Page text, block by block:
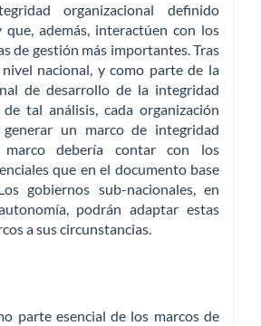
organizacional definido
que, además, interactúen con los
de gestión más importantes. Tras
nacional, y como parte de la
de desarrollo de la integridad
tal análisis, cada organización
generar un marco de integridad
debería contar con los
que en el documento base
gobiernos sub-nacionales, en
podrán adaptar estas
a sus circunstancias.
parte esencial de los marcos de